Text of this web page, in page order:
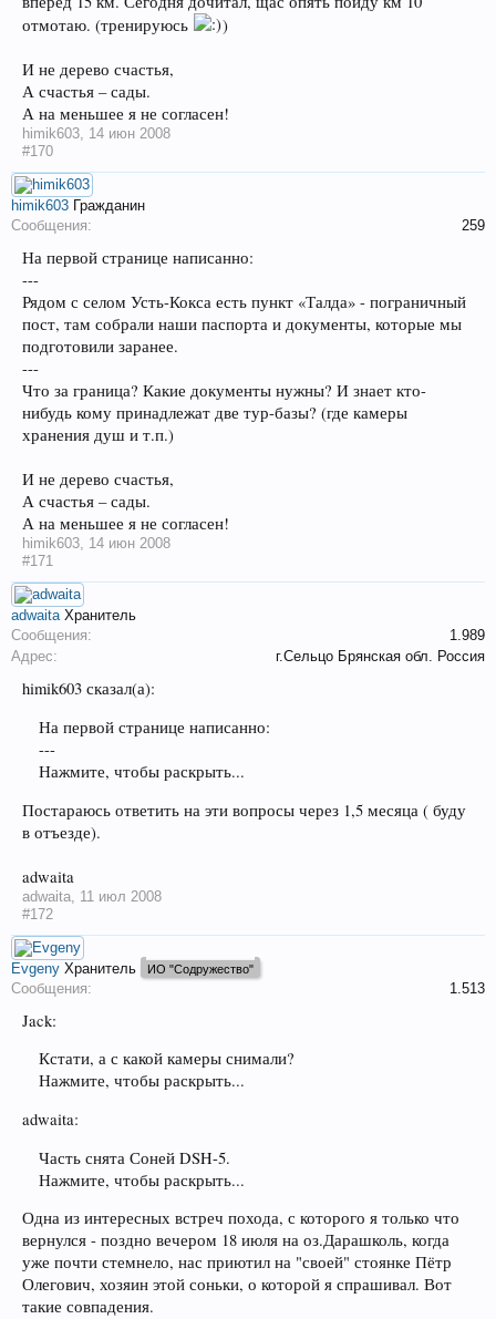
отмотаю. (тренируюсь
)
И не дерево счастья,
А счастья – сады.
А на меньшее я не согласен!
himik603, 14 июн 2008
#170
himik603 Гражданин
Сообщения:
259
На первой странице написанно:
---
Рядом с селом Усть-Кокса есть пункт «Талда» - пограничный
пост, там собрали наши паспорта и документы, которые мы
подготовили заранее.
---
Что за граница? Какие документы нужны? И знает кто-
нибудь кому принадлежат две тур-базы? (где камеры
хранения душ и т.п.)
И не дерево счастья,
А счастья – сады.
А на меньшее я не согласен!
himik603, 14 июн 2008
#171
adwaita Хранитель
Сообщения:
1.989
Адрес:
г.Сельцо Брянская обл. Россия
himik603 сказал(а):
На первой странице написанно:
---
Нажмите, чтобы раскрыть...
Постараюсь ответить на эти вопросы через 1,5 месяца ( буду
в отъезде).
adwaita
adwaita 11 июл 2008
#172
Evgeny Хранитель ИО "Содружество"
Сообщения: 1.513
Jack:
Кстати, а с какой камеры снимали?
Нажмите, чтобы раскрыть...
adwaita:
Часть снята Соней DSH-5.
Нажмите, чтобы раскрыть...
Одна из интересных встреч похода, с которого я только что
вернулся - поздно вечером 18 июля на оз.Дарашколь, когда
уже почти стемнело, нас приютил на "своей" стоянке Пётр
Олегович, хозяин этой соньки, о которой я спрашивал. Вот
такие совпадения.